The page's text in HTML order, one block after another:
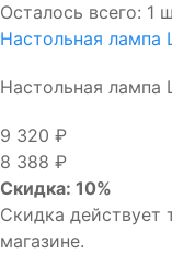
Осталось всего: 1
Настольная лампа
Настольная лампа
9 320 ₽
8 388 ₽
Скидка: 10%
Скидка действует
магазине.